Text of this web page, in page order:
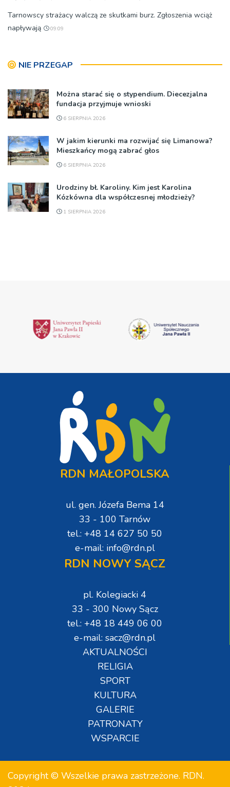
Tarnowscy strażacy walczą ze skutkami burz. Zgłoszenia wciąż
napływają
09:09
NIE PRZEGAP
Można starać się o stypendium. Diecezjalna
fundacja przyjmuje wnioski
6 SIERPNIA 2026
W jakim kierunki ma rozwijać się Limanowa?
Mieszkańcy mogą zabrać głos
6 SIERPNIA 2026
Urodziny bł. Karoliny. Kim jest Karolina
Kózkówna dla współczesnej młodzieży?
1 SIERPNIA 2026
RDN MAŁOPOLSKA
ul. gen. Józefa Bema 14
33 - 100 Tarnów
tel.: +48 14 627 50 50
e-mail: info@rdn.pl
RDN NOWY SĄCZ
pl. Kolegiacki 4
33 - 300 Nowy Sącz
tel.: +48 18 449 06 00
e-mail: sacz@rdn.pl
AKTUALNOŚCI
RELIGIA
SPORT
KULTURA
GALERIE
PATRONATY
WSPARCIE
Copyright © Wszelkie prawa zastrzeżone. RDN.